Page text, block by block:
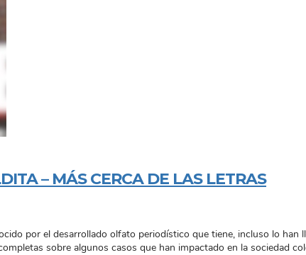
– MÁS CERCA DE LAS LETRAS
por el desarrollado olfato periodístico que tiene, incluso lo
sobre algunos casos que han impactado en la sociedad